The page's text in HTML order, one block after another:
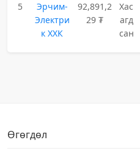
5
Эрчим-
Электри
к ХХК
92,891,2
29 ₮
Хас
агд
сан
Өгөгдөл